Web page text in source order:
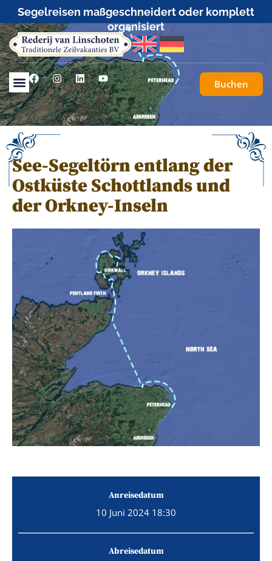
Segelreisen maßgeschneidert oder komplett
organisiert
Buchen
See-Segeltörn entlang der
Ostküste Schottlands und
der Orkney-Inseln
Anreisedatum
10 Juni 2024 18:30
Abreisedatum